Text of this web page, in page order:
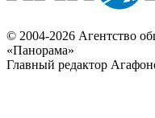
© 2004-2026 Агентство
«Панорама»
Главный редактор